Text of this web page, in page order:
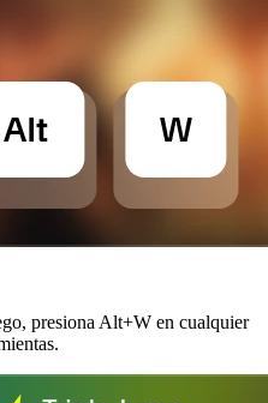
presiona Alt+W en cualquier